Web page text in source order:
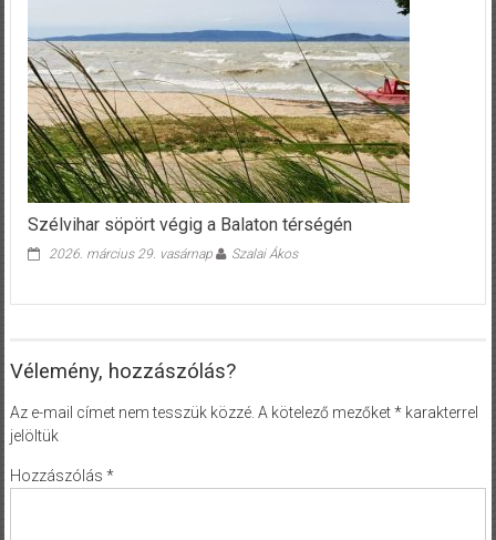
Szélvihar söpört végig a Balaton térségén
2026. március 29. vasárnap Szalai Ákos
Vélemény, hozzászólás?
Az e-mail címet nem tesszük közzé. A kötelező mezőket*karakterrel
jelöltük
Hozzászólás *